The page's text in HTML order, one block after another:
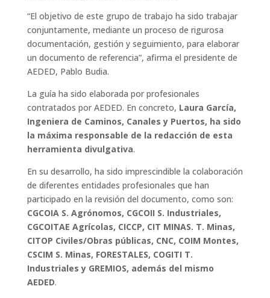
“El objetivo de este grupo de trabajo ha sido trabajar
conjuntamente, mediante un proceso de rigurosa
documentación, gestión y seguimiento, para elaborar
un documento de referencia”, afirma el presidente de
AEDED, Pablo Budia.
La guía ha sido elaborada por profesionales
contratados por AEDED. En concreto, Laura García,
Ingeniera de Caminos, Canales y Puertos, ha sido
la máxima responsable de la redacción de esta
herramienta divulgativa.
En su desarrollo, ha sido imprescindible la colaboración
de diferentes entidades profesionales que han
participado en la revisión del documento, como son:
CGCOIA S. Agrónomos, CGCOII S. Industriales,
CGCOITAE Agrícolas, CICCP, CIT MINAS. T. Minas,
CITOP Civiles/Obras públicas, CNC, COIM Montes,
CSCIM S. Minas, FORESTALES, COGITI T.
Industriales y GREMIOS, además del mismo
AEDED.